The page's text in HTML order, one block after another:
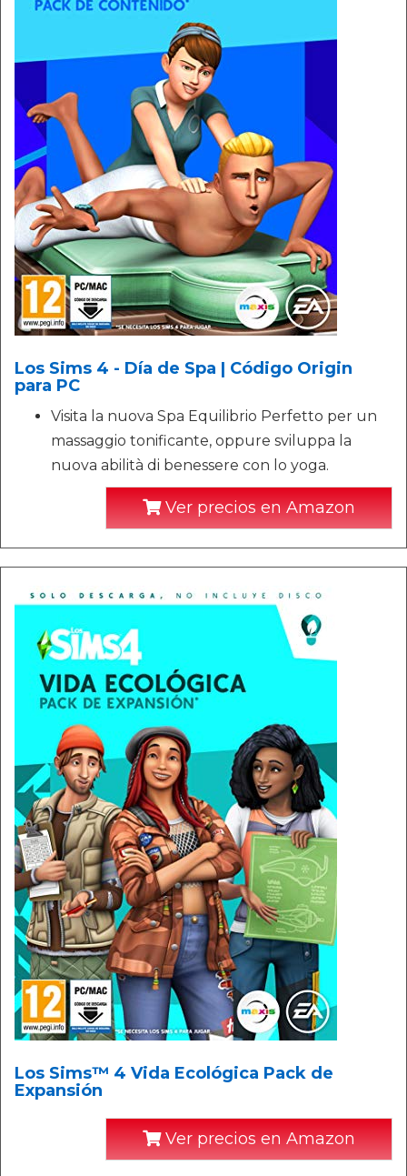
Los Sims 4 - Día de Spa | Código Origin
para PC
Visita la nuova Spa Equilibrio Perfetto per un
massaggio tonificante, oppure sviluppa la
nuova abilità di benessere con lo yoga.
Ver precios en Amazon
Los Sims™ 4 Vida Ecológica Pack de
Expansión
Ver precios en Amazon